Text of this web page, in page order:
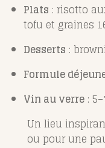
Plats : risotto
tofu et graines
Desserts :
Formule
Vin au verre :
Un lieu
ou pour une